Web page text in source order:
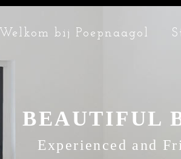
Welkom bij Poepnaagol
BEAUTIFUL
Experienced and